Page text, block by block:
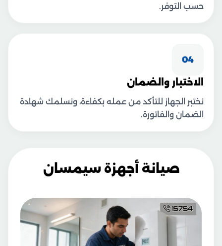
حسب التوفر.
04
الاختبار والضمان
نختبر الجهاز للتأكد من عمله بكفاءة، ونسلمك شهادة
الضمان والفاتورة.
صيانة أجهزة سيمسان